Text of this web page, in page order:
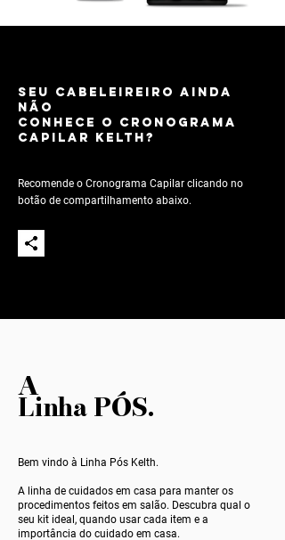
Seu cabeleireiro ainda
não
conhece O CRONOGRAMA
CAPILAR KELTH?
Recomende o Cronograma Capilar clicando no
botão de compartilhamento abaixo.
A
Linha PÓS.
Bem vindo à Linha Pós Kelth.
A linha de cuidados em casa para manter os
procedimentos feitos em salão. Descubra qual o
seu kit ideal, quando usar cada item e a
importância do cuidado em casa.